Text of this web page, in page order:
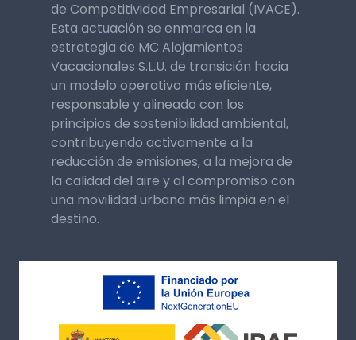
de Competitividad Empresarial (IVACE).
Esta actuación se enmarca en la
estrategia de MC Alojamientos
Vacacionales S.L.U. de transición hacia
un modelo operativo más eficiente,
responsable y alineado con los
principios de sostenibilidad ambiental,
contribuyendo activamente a la
reducción de emisiones, a la mejora de
la calidad del aire y al compromiso con
una movilidad urbana más limpia en el
destino.